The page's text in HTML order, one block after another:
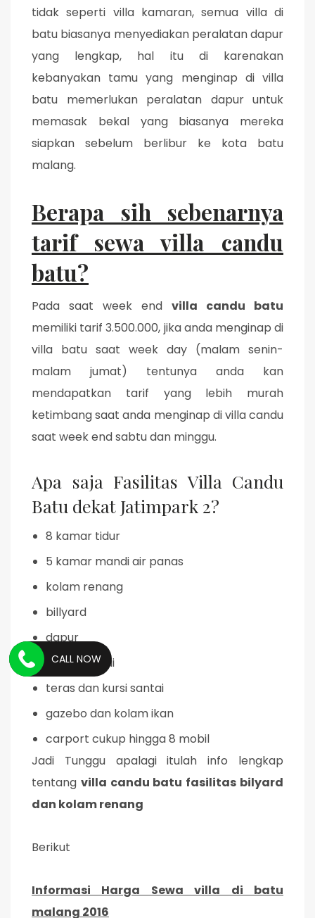
tidak seperti villa kamaran, semua villa di
batu biasanya menyediakan peralatan dapur
yang lengkap, hal itu di karenakan
kebanyakan tamu yang menginap di villa
batu memerlukan peralatan dapur untuk
memasak bekal yang biasanya mereka
siapkan sebelum berlibur ke kota batu
malang.
Berapa sih sebenarnya
tarif sewa villa candu
batu?
Pada saat week end villa candu batu
memiliki tarif 3.500.000, jika anda menginap di
villa batu saat week day (malam senin-
malam jumat) tentunya anda kan
mendapatkan tarif yang lebih murah
ketimbang saat anda menginap di villa candu
saat week end sabtu dan minggu.
Apa saja Fasilitas Villa Candu
Batu dekat Jatimpark 2?
8 kamar tidur
5 kamar mandi air panas
kolam renang
billyard
dapur
ruang santai
teras dan kursi santai
gazebo dan kolam ikan
carport cukup hingga 8 mobil
Jadi Tunggu apalagi itulah info lengkap
tentang villa candu batu fasilitas bilyard
dan kolam renang
Berikut
Informasi Harga Sewa villa di batu
malang 2016
CALL NOW